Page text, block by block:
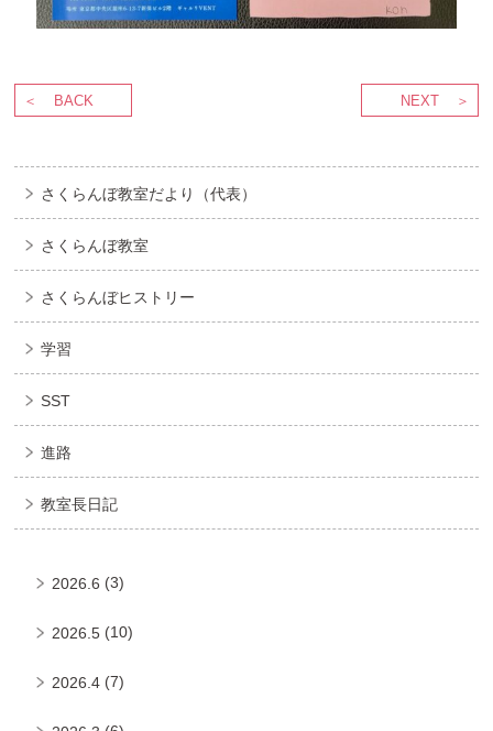
BACK NEXT
さくらんぼ教室だより（代表）
さくらんぼ教室
さくらんぼヒストリー
学習
SST
進路
教室長日記
2026.6 (3)
2026.5 (10)
2026.4 (7)